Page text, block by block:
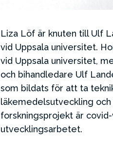
Liza Löf är knuten till Ulf
vid Uppsala universitet.
vid Uppsala universitet,
och bihandledare Ulf
som bildats för att ta
läkemedelsutveckling
forskningsprojekt är
utvecklingsarbetet.